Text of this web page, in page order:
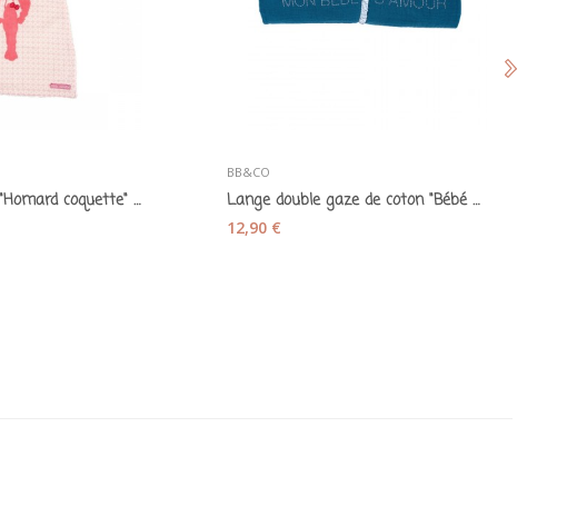
Bavoir serviette "Homard coquette" rose -...
BB&CO
Lange double gaze de coton "Bébé d'amour" vert...
12,90 €